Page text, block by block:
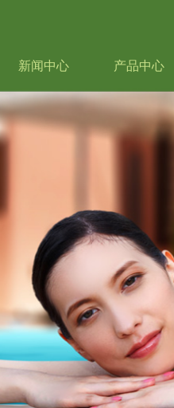
新闻中心 产品中心